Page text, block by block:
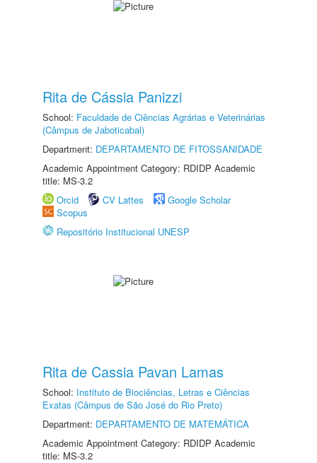
Rita de Cássia Panizzi
School: Faculdade de Ciências Agrárias e Veterinárias
(Câmpus de Jaboticabal)
Department: DEPARTAMENTO DE FITOSSANIDADE
Academic Appointment Category: RDIDP Academic
title: MS-3.2
Orcid
CV Lattes
Google Scholar
Scopus
Repositório Institucional UNESP
Rita de Cassia Pavan Lamas
School: Instituto de Biociências, Letras e Ciências
Exatas (Câmpus de São José do Rio Preto)
Department: DEPARTAMENTO DE MATEMÁTICA
Academic Appointment Category: RDIDP Academic
title: MS-3.2